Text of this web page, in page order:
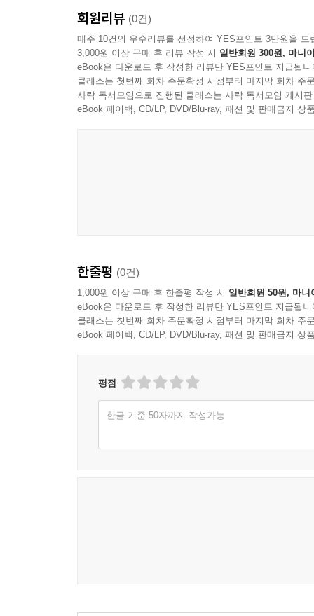
여러 문제들은 허공을 떠도는 습기처럼 보이지도
게 해줍니다. 문제가 허상일 수만은 없는 것입니
--- p.120
· 추천의 말 중에서
이 책은 성립 작가가 독자에게 띄운 수십 통의 편
자리하고 있다. 그의 그림을 깊이 들여다보는 감
보면, 일상을 붙드는 단단한 힘이 무엇인지 자
회원리뷰 (0건)
매주 10건의 우수리뷰를 선정하여 YES포인트 3만원을 드
3,000원 이상 구매 후 리뷰 작성 시 일반회원 300원, 마니
eBook은 다운로드 후 작성한 리뷰만 YES포인트 지급됩니
클래스는 첫번째 회차 주문확정 시점부터 마지막 회차 주
사락 독서모임으로 진행된 클래스는 사락 독서모임 게시
eBook 페이백, CD/LP, DVD/Blu-ray, 패션 및 판매금지 상
한줄평 (0건)
1,000원 이상 구매 후 한줄평 작성 시 일반회원 50원, 마니
eBook은 다운로드 후 작성한 리뷰만 YES포인트 지급됩니
클래스는 첫번째 회차 주문확정 시점부터 마지막 회차 주
eBook 페이백, CD/LP, DVD/Blu-ray, 패션 및 판매금지 상
평점
한글 기준 50자까지 작성가능